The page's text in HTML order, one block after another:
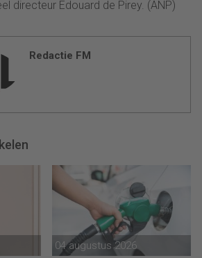
directeur Édouard de Pirey. (ANP)
Redactie FM
04 augustus 2026